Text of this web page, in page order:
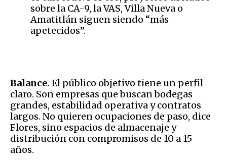
sobre la CA-9, la VAS, Villa Nueva o
Amatitlán siguen siendo “más
apetecidos”.
Balance. El público objetivo tiene un perfil
claro. Son empresas que buscan bodegas
grandes, estabilidad operativa y contratos
largos. No quieren ocupaciones de paso, dice
Flores, sino espacios de almacenaje y
distribución con compromisos de 10 a 15
años.